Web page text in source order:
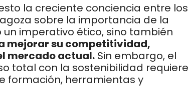
la creciente conciencia entre los
sobre la importancia de la
imperativo ético, sino también
mejorar su competitividad,
mercado actual. Sin embargo, el
total con la sostenibilidad requiere
formación, herramientas y